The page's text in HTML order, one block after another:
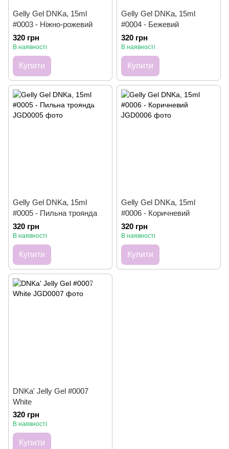
Gelly Gel DNKa, 15ml
#0003 - Ніжно-рожевий
320 грн
В наявності
Купити
Gelly Gel DNKa, 15ml
#0004 - Бежевий
320 грн
В наявності
Купити
Gelly Gel DNKa, 15ml
#0005 - Пильна троянда
320 грн
В наявності
Купити
Gelly Gel DNKa, 15ml
#0006 - Коричневий
320 грн
В наявності
Купити
DNKa' Jelly Gel #0007
White
320 грн
В наявності
Купити